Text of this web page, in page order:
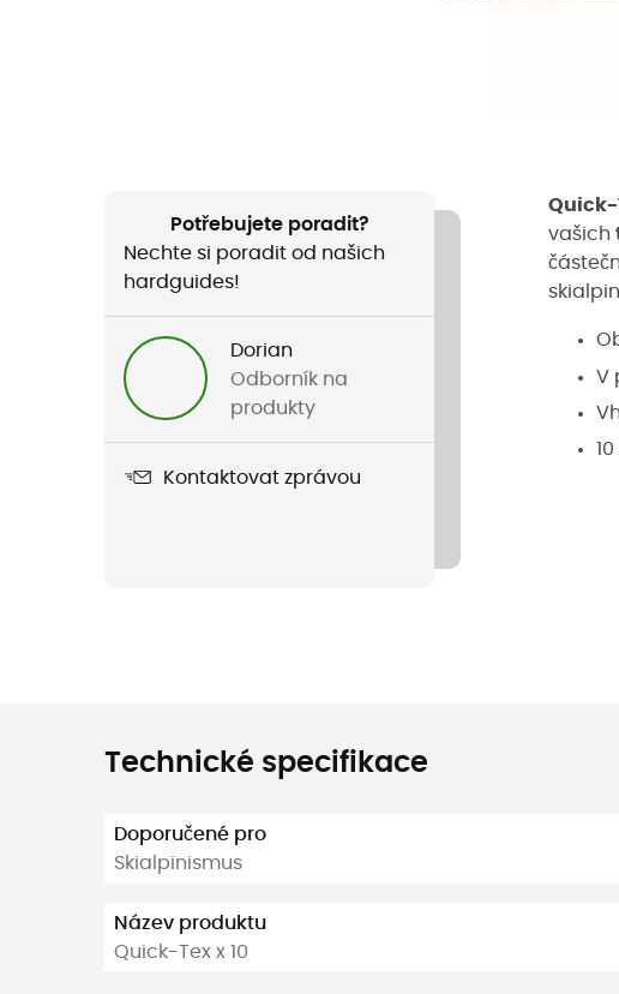
Potřebujete poradit?
Nechte si poradit od našich
hardguides!
Dorian
Odborník na
produkty
Kontaktovat zprávou
Quick-
vašich
V
Technické specifikace
Doporučené pro
Skialpinismus
Název produktu
Quick-Tex x 10